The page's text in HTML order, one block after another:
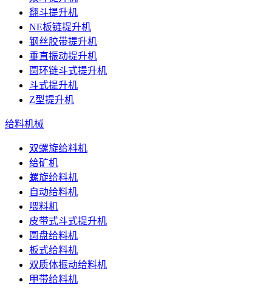
翻斗提升机
NE板链提升机
钢丝胶带提升机
垂直振动提升机
圆环链斗式提升机
斗式提升机
Z型提升机
给料机械
双螺旋给料机
给矿机
螺旋给料机
自动给料机
喂料机
皮带式斗式提升机
圆盘给料机
板式给料机
双质体振动给料机
甲带给料机